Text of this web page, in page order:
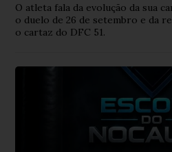
O atleta fala da evolução da sua
o duelo de 26 de setembro e da
o cartaz do DFC 51.